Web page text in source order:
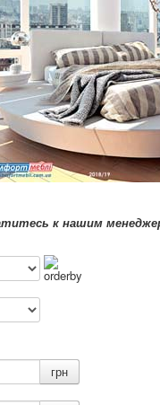
к нашим
грн